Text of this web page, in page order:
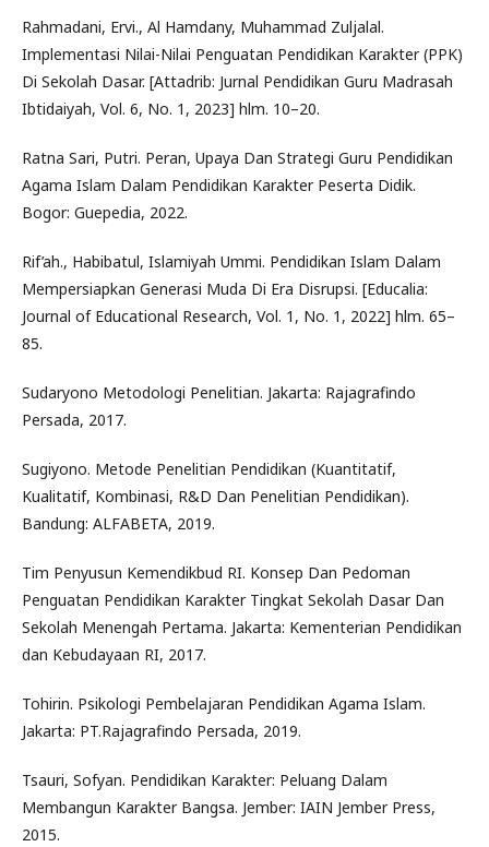
Rahmadani, Ervi., Al Hamdany, Muhammad Zuljalal.
Implementasi Nilai-Nilai Penguatan Pendidikan Karakter (PPK)
Di Sekolah Dasar. [Attadrib: Jurnal Pendidikan Guru Madrasah
Ibtidaiyah, Vol. 6, No. 1, 2023] hlm. 10–20.
Ratna Sari, Putri. Peran, Upaya Dan Strategi Guru Pendidikan
Agama Islam Dalam Pendidikan Karakter Peserta Didik.
Bogor: Guepedia, 2022.
Rif’ah., Habibatul, Islamiyah Ummi. Pendidikan Islam Dalam
Mempersiapkan Generasi Muda Di Era Disrupsi. [Educalia:
Journal of Educational Research, Vol. 1, No. 1, 2022] hlm. 65–
85.
Sudaryono Metodologi Penelitian. Jakarta: Rajagrafindo
Persada, 2017.
Sugiyono. Metode Penelitian Pendidikan (Kuantitatif,
Kualitatif, Kombinasi, R&D Dan Penelitian Pendidikan).
Bandung: ALFABETA, 2019.
Tim Penyusun Kemendikbud RI. Konsep Dan Pedoman
Penguatan Pendidikan Karakter Tingkat Sekolah Dasar Dan
Sekolah Menengah Pertama. Jakarta: Kementerian Pendidikan
dan Kebudayaan RI, 2017.
Tohirin. Psikologi Pembelajaran Pendidikan Agama Islam.
Jakarta: PT.Rajagrafindo Persada, 2019.
Tsauri, Sofyan. Pendidikan Karakter: Peluang Dalam
Membangun Karakter Bangsa. Jember: IAIN Jember Press,
2015.